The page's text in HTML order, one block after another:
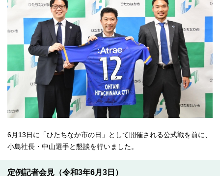
6月13日に「ひたちなか市の日」として開催される公式戦を前に、
小島社長・中山選手と懇談を行いました。
定例記者会見（令和3年6月3日）